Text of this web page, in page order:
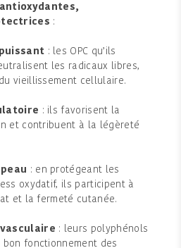
antioxydantes,
:
: les OPC qu’ils
les radicaux libres,
vieillissement cellulaire.
: ils favorisent la
et contribuent à la légèreté
: en protégeant les
oxydatif, ils participent à
et la fermeté cutanée.
: leurs polyphénols
fonctionnement des